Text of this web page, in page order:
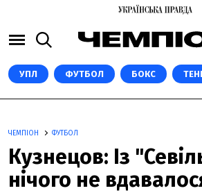
УПЛ ФУТБОЛ БОКС
ЧЕМПІОН ФУТБОЛ
Кузнецов: Із
нічого не